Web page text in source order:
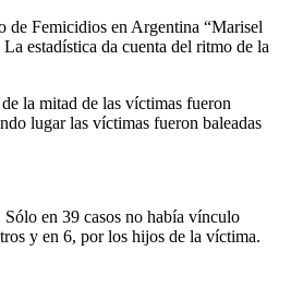
de Femicidios en Argentina “Marisel
estadística da cuenta del ritmo de la
la mitad de las víctimas fueron
lugar las víctimas fueron baleadas
en 39 casos no había vínculo
y en 6, por los hijos de la víctima.